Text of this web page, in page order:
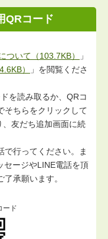
QRコード
ついて（103.7KB）
」
）
」を閲覧くださ
を読み取るか、QRコ
そちらをクリックして
、友だち追加画面に続
行ってください。ま
セージやLINE電話を頂
承願います。
ード